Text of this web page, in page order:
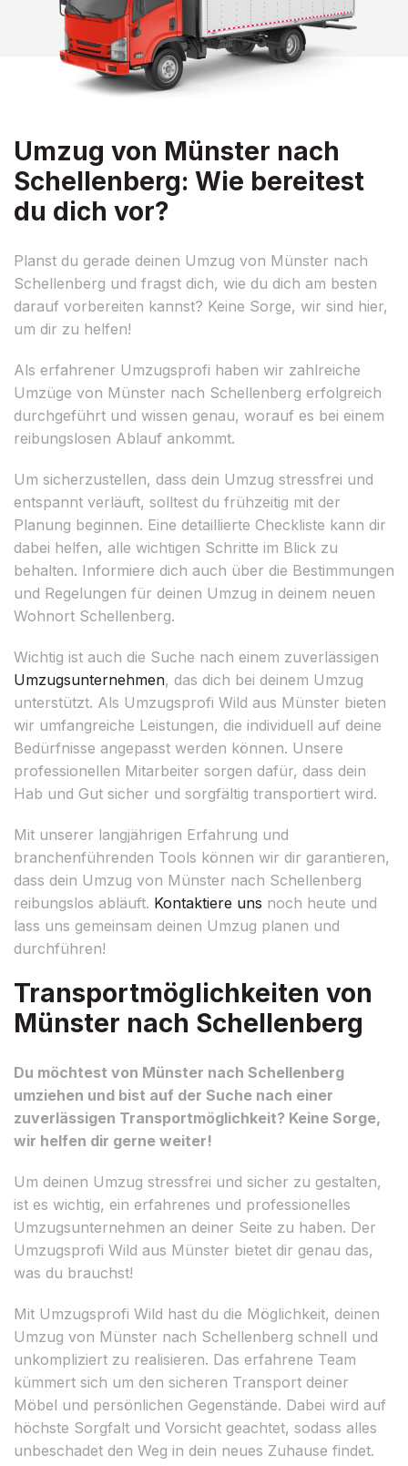
Umzug von Münster nach
Schellenberg: Wie bereitest
du dich vor?
Planst du gerade deinen Umzug von Münster nach
Schellenberg und fragst dich, wie du dich am besten
darauf vorbereiten kannst? Keine Sorge, wir sind hier,
um dir zu helfen!
Als erfahrener Umzugsprofi haben wir zahlreiche
Umzüge von Münster nach Schellenberg erfolgreich
durchgeführt und wissen genau, worauf es bei einem
reibungslosen Ablauf ankommt.
Um sicherzustellen, dass dein Umzug stressfrei und
entspannt verläuft, solltest du frühzeitig mit der
Planung beginnen. Eine detaillierte Checkliste kann dir
dabei helfen, alle wichtigen Schritte im Blick zu
behalten. Informiere dich auch über die Bestimmungen
und Regelungen für deinen Umzug in deinem neuen
Wohnort Schellenberg.
Wichtig ist auch die Suche nach einem zuverlässigen
Umzugsunternehmen, das dich bei deinem Umzug
unterstützt. Als Umzugsprofi Wild aus Münster bieten
wir umfangreiche Leistungen, die individuell auf deine
Bedürfnisse angepasst werden können. Unsere
professionellen Mitarbeiter sorgen dafür, dass dein
Hab und Gut sicher und sorgfältig transportiert wird.
Mit unserer langjährigen Erfahrung und
branchenführenden Tools können wir dir garantieren,
dass dein Umzug von Münster nach Schellenberg
reibungslos abläuft. Kontaktiere uns noch heute und
lass uns gemeinsam deinen Umzug planen und
durchführen!
Transportmöglichkeiten von
Münster nach Schellenberg
Du möchtest von Münster nach Schellenberg
umziehen und bist auf der Suche nach einer
zuverlässigen Transportmöglichkeit? Keine Sorge,
wir helfen dir gerne weiter!
Um deinen Umzug stressfrei und sicher zu gestalten,
ist es wichtig, ein erfahrenes und professionelles
Umzugsunternehmen an deiner Seite zu haben. Der
Umzugsprofi Wild aus Münster bietet dir genau das,
was du brauchst!
Mit Umzugsprofi Wild hast du die Möglichkeit, deinen
Umzug von Münster nach Schellenberg schnell und
unkompliziert zu realisieren. Das erfahrene Team
kümmert sich um den sicheren Transport deiner
Möbel und persönlichen Gegenstände. Dabei wird auf
höchste Sorgfalt und Vorsicht geachtet, sodass alles
unbeschadet den Weg in dein neues Zuhause findet.